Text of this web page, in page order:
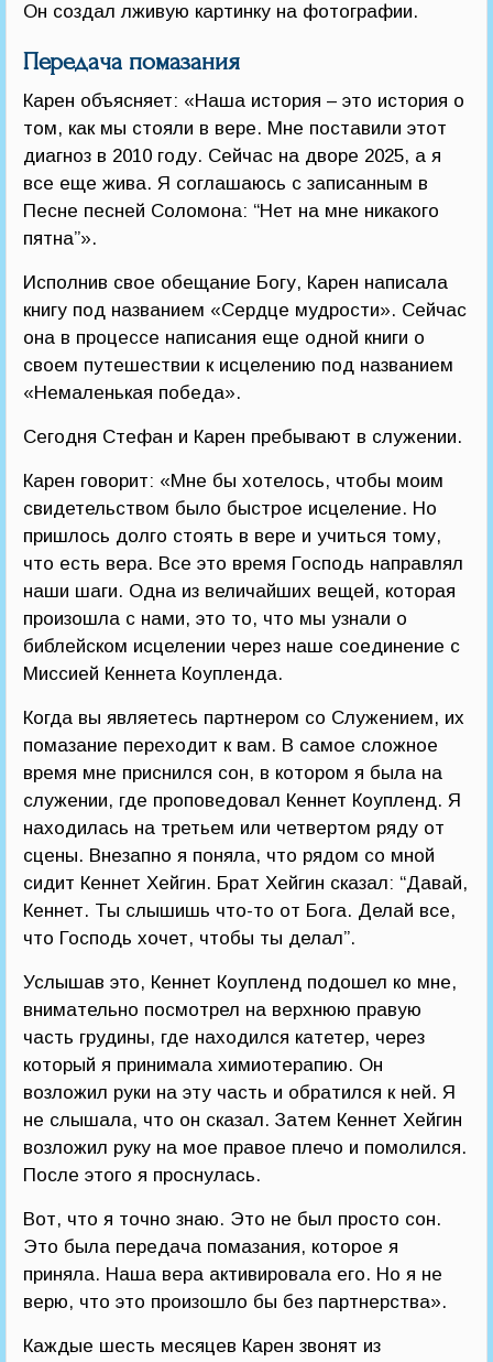
Он создал лживую картинку на фотографии.
Передача помазания
Карен объясняет: «Наша история – это история о
том, как мы стояли в вере. Мне поставили этот
диагноз в 2010 году. Сейчас на дворе 2025, а я
все еще жива. Я соглашаюсь с записанным в
Песне песней Соломона: “Нет на мне никакого
пятна”».
Исполнив свое обещание Богу, Карен написала
книгу под названием «Сердце мудрости». Сейчас
она в процессе написания еще одной книги о
своем путешествии к исцелению под названием
«Немаленькая победа».
Сегодня Стефан и Карен пребывают в служении.
Карен говорит: «Мне бы хотелось, чтобы моим
свидетельством было быстрое исцеление. Но
пришлось долго стоять в вере и учиться тому,
что есть вера. Все это время Господь направлял
наши шаги. Одна из величайших вещей, которая
произошла с нами, это то, что мы узнали о
библейском исцелении через наше соединение с
Миссией Кеннета Коупленда.
Когда вы являетесь партнером со Служением, их
помазание переходит к вам. В самое сложное
время мне приснился сон, в котором я была на
служении, где проповедовал Кеннет Коупленд. Я
находилась на третьем или четвертом ряду от
сцены. Внезапно я поняла, что рядом со мной
сидит Кеннет Хейгин. Брат Хейгин сказал: “Давай,
Кеннет. Ты слышишь что-то от Бога. Делай все,
что Господь хочет, чтобы ты делал”.
Услышав это, Кеннет Коупленд подошел ко мне,
внимательно посмотрел на верхнюю правую
часть грудины, где находился катетер, через
который я принимала химиотерапию. Он
возложил руки на эту часть и обратился к ней. Я
не слышала, что он сказал. Затем Кеннет Хейгин
возложил руку на мое правое плечо и помолился.
После этого я проснулась.
Вот, что я точно знаю. Это не был просто сон.
Это была передача помазания, которое я
приняла. Наша вера активировала его. Но я не
верю, что это произошло бы без партнерства».
Каждые шесть месяцев Карен звонят из